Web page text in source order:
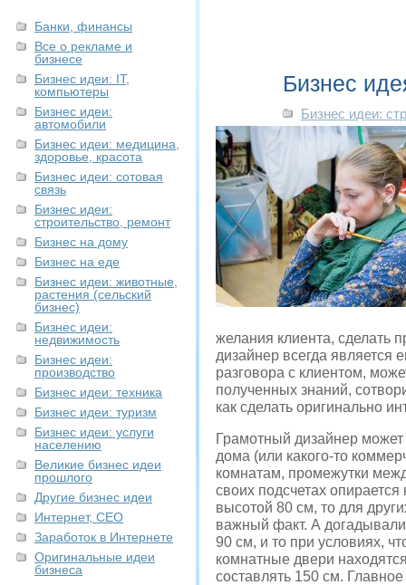
Банки, финансы
Все о рекламе и
бизнесе
Бизнес идеи: IT,
компьютеры
Бизнес идеи:
автомобили
Бизнес идеи: медицина,
здоровье, красота
Бизнес идеи: сотовая
связь
Бизнес идеи:
строительство, ремонт
Бизнес на дому
Бизнес на еде
Бизнес идеи: животные,
растения (сельский
бизнес)
Бизнес идеи:
недвижимость
Бизнес идеи:
производство
Бизнес идеи: техника
Бизнес идеи: туризм
Бизнес идеи: услуги
населению
Великие бизнес идеи
прошлого
Другие бизнес идеи
Интернет, СЕО
Заработок в Интернете
Оригинальные идеи
бизнеса
Бизнес
Бизнес идеи:
желания клиента, сделать
дизайнер всегда
разговора с клиентом,
полученных знаний,
как сделать оригинально
Грамотный дизайнер
дома (или какого-то
комнатам, промежутки
своих подсчетах
высотой 80 см, то для
важный факт. А
90 см, и то при условиях,
комнатные двери
составлять 150 см.